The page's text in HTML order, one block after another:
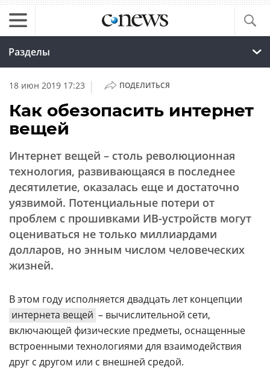
Разделы
18 июн 2019 17:23 | ПОДЕЛИТЬСЯ
Как обезопасить интернет
вещей
Интернет вещей – столь революционная
технология, развивающаяся в последнее
десятилетие, оказалась еще и достаточно
уязвимой. Потенциальные потери от
проблем с прошивками ИВ-устройств могут
оцениваться не только миллиардами
долларов, но энным числом человеческих
жизней.
В этом году исполняется двадцать лет концепции
интернета вещей – вычислительной сети,
включающей физические предметы, оснащенные
встроенными технологиями для взаимодействия
друг с другом или с внешней средой.